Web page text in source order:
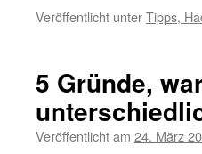
Veröffentlicht unterTipps,
5 Gründe,
Veröffentlicht am 24. März